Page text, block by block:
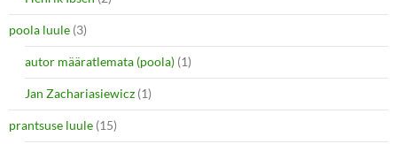
poola luule (3)
autor määratlemata (poola) (1)
Jan Zachariasiewicz (1)
prantsuse luule (15)